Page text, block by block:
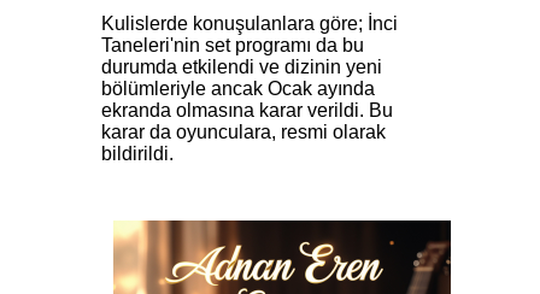
Kulislerde konuşulanlara göre; İnci
Taneleri'nin set programı da bu
durumda etkilendi ve dizinin yeni
bölümleriyle ancak Ocak ayında
ekranda olmasına karar verildi. Bu
karar da oyunculara, resmi olarak
bildirildi.